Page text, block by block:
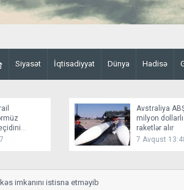
Siyasət İqtisadiyyat Dünya Hadisə
Avstraliya
milyon
raketlər alır
7 Avqust
istisna etməyib